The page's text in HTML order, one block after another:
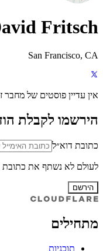
Fritsch
San Francisco, CA
אין עדיין פוסטים של מחבר
הירשמו לקבלת
כתובת דוא״ל
לעולם לא נשתף את כתובת
הירשם
מתחילים
תוכניות